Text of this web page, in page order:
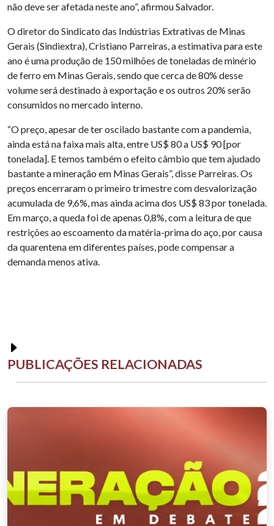
não deve ser afetada neste ano”, afirmou Salvador.
O diretor do Sindicato das Indústrias Extrativas de Minas
Gerais (Sindiextra), Cristiano Parreiras, a estimativa para este
ano é uma produção de 150 milhões de toneladas de minério
de ferro em Minas Gerais, sendo que cerca de 80% desse
volume será destinado à exportação e os outros 20% serão
consumidos no mercado interno.
“O preço, apesar de ter oscilado bastante com a pandemia,
ainda está na faixa mais alta, entre US$ 80 a US$ 90 [por
tonelada]. E temos também o efeito câmbio que tem ajudado
bastante a mineração em Minas Gerais”, disse Parreiras. Os
preços encerraram o primeiro trimestre com desvalorização
acumulada de 9,6%, mas ainda acima dos US$ 83 por tonelada.
Em março, a queda foi de apenas 0,8%, com a leitura de que
restrições ao escoamento da matéria-prima do aço, por causa
da quarentena em diferentes países, pode compensar a
demanda menos ativa.
PUBLICAÇÕES RELACIONADAS